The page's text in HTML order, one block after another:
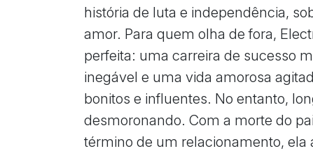
história de luta e independência,
amor. Para quem olha de fora,
perfeita: uma carreira de sucesso
inegável e uma vida amorosa
bonitos e influentes. No entanto,
desmoronando. Com a morte do
término de um relacionamento,